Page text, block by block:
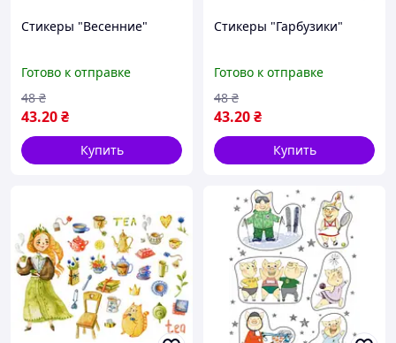
Стикеры "Весенние"
Готово к отправке
43.20₴
48 ₴
Купить
Стикеры "Гарбузики"
Готово к отправке
43.20₴
48 ₴
Купить